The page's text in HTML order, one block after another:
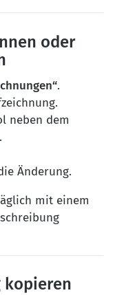
oder
.
neben dem
Änderung.
mit einem
kopieren